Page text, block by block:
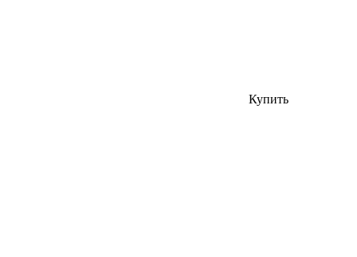
Купить